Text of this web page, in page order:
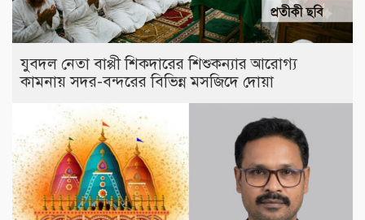
যুবদল নেতা বাপ্পী শিকদারের শিশুকন্যার আরোগ্য
কামনায় সদর-বন্দরের বিভিন্ন মসজিদে দোয়া